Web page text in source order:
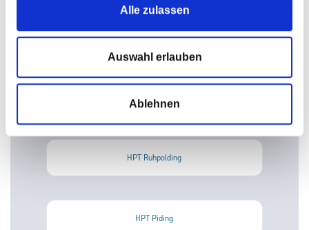
Alle zulassen
Auswahl erlauben
Ablehnen
Sie finden uns an folgenden
Standorten
HPT Aschau
HPT Ruhpolding
HPT Piding